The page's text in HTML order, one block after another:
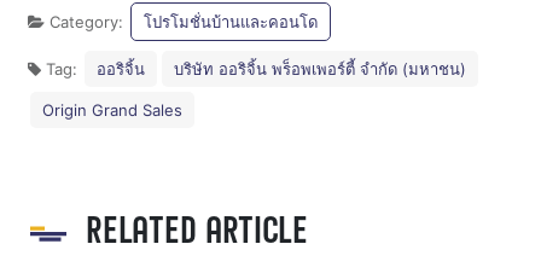
Category: โปรโมชั่นบ้านและคอนโด
Tag: ออริจิ้น บริษัท ออริจิ้น พร็อพเพอร์ตี้ จำกัด (มหาชน)
Origin Grand Sales
RELATED ARTICLE